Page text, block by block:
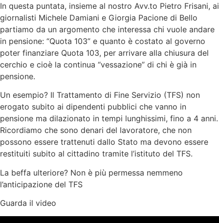
In questa puntata, insieme al nostro Avv.to Pietro Frisani, ai
giornalisti Michele Damiani e Giorgia Pacione di Bello
partiamo da un argomento che interessa chi vuole andare
in pensione: “Quota 103” e quanto è costato al governo
poter finanziare Quota 103, per arrivare alla chiusura del
cerchio e cioè la continua “vessazione” di chi è già in
pensione.
Un esempio? Il Trattamento di Fine Servizio (TFS) non
erogato subito ai dipendenti pubblici che vanno in
pensione ma dilazionato in tempi lunghissimi, fino a 4 anni.
Ricordiamo che sono denari del lavoratore, che non
possono essere trattenuti dallo Stato ma devono essere
restituiti subito al cittadino tramite l’istituto del TFS.
La beffa ulteriore? Non è più permessa nemmeno
l’anticipazione del TFS
Guarda il video